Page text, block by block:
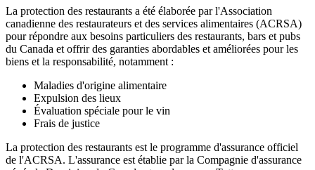
La protection des restaurants a été élaborée par l'Association
canadienne des restaurateurs et des services alimentaires (ACRSA)
pour répondre aux besoins particuliers des restaurants, bars et pubs
du Canada et offrir des garanties abordables et améliorées pour les
biens et la responsabilité, notamment :
Maladies d'origine alimentaire
Expulsion des lieux
Évaluation spéciale pour le vin
Frais de justice
La protection des restaurants est le programme d'assurance officiel
de l'ACRSA. L'assurance est établie par la Compagnie d'assurance